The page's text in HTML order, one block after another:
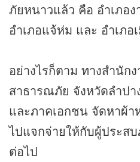
ภัยหนาวแล้ว คือ อำเภอง
อำเภอแจ้ห่ม และ อำเภอ
อย่างไรก็ตาม ทางสำนัก
สาธารณภัย จังหวัดลำปา
และภาคเอกชน จัดหาผ้า
ไปแจกจ่ายให้กับผู้ประส
ต่อไป